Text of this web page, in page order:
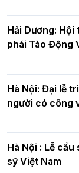
Hải Dương:
phái Tào Động
Hà Nội: Đại lễ
người có công
Hà Nội : Lễ
sỹ Việt Nam